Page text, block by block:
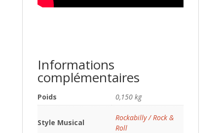
Informations
complémentaires
Poids 0,150 kg
Style Musical
Rockabilly / Rock &
Roll